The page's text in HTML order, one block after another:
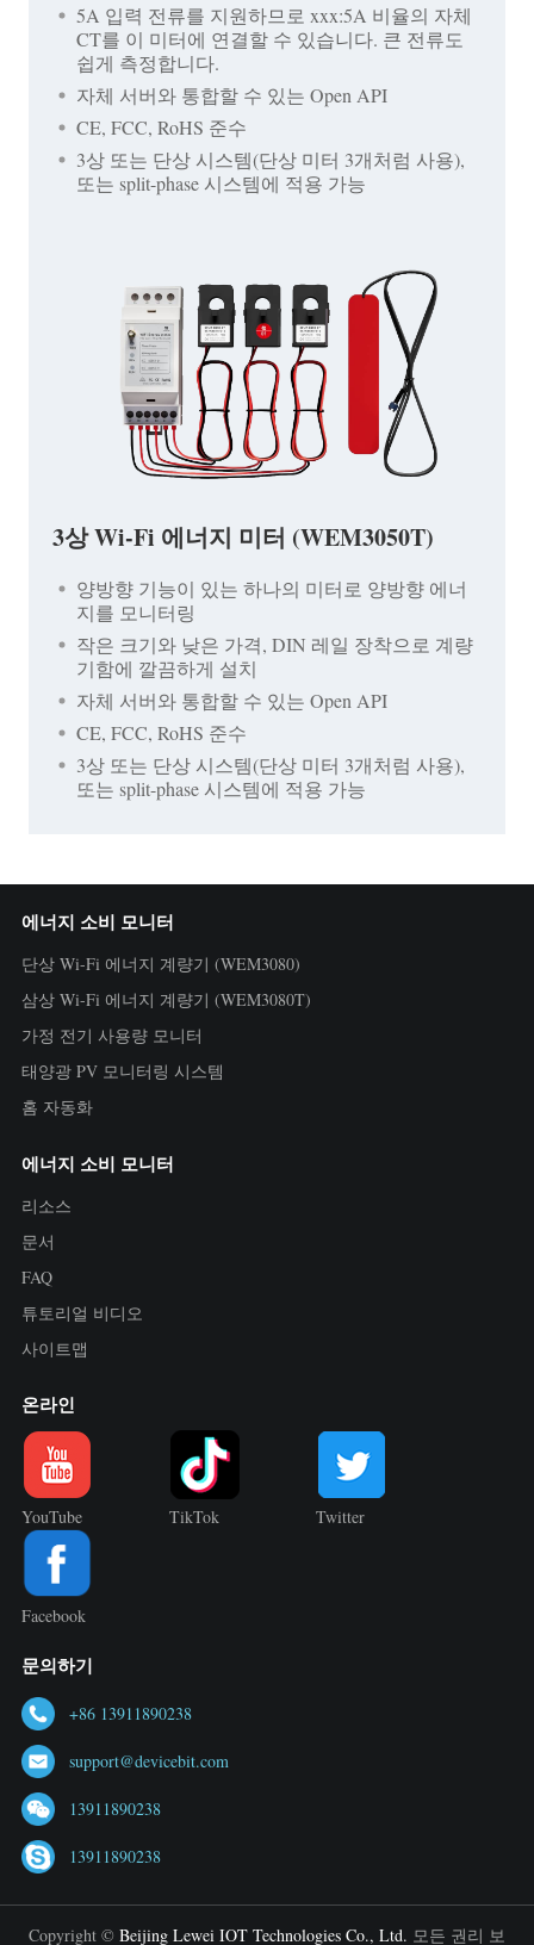
5A 입력 전류를 지원하므로 xxx:5A 비율의 자체
CT를 이 미터에 연결할 수 있습니다. 큰 전류도
쉽게 측정합니다.
자체 서버와 통합할 수 있는 Open API
CE, FCC, RoHS 준수
3상 또는 단상 시스템(단상 미터 3개처럼 사용),
또는 split-phase 시스템에 적용 가능
3상 Wi-Fi 에너지 미터 (WEM3050T)
양방향 기능이 있는 하나의 미터로 양방향 에너
지를 모니터링
작은 크기와 낮은 가격, DIN 레일 장착으로 계량
기함에 깔끔하게 설치
자체 서버와 통합할 수 있는 Open API
CE, FCC, RoHS 준수
3상 또는 단상 시스템(단상 미터 3개처럼 사용),
또는 split-phase 시스템에 적용 가능
에너지 소비 모니터
단상 Wi-Fi 에너지 계량기 (WEM3080)
삼상 Wi-Fi 에너지 계량기 (WEM3080T)
가정 전기 사용량 모니터
태양광 PV 모니터링 시스템
홈 자동화
에너지 소비 모니터
리소스
문서
FAQ
튜토리얼 비디오
사이트맵
온라인
YouTube TikTok Twitter
Facebook
문의하기
+86 13911890238
support@devicebit.com
13911890238
13911890238
Copyright © Beijing Lewei IOT Technologies Co., Ltd. 모든 권리 보